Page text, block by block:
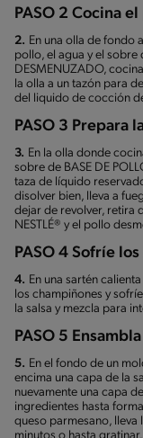
PASO 2 Cocina
2. En una olla de fondo
pollo, el agua y el sobre
DESMENUZADO,
la olla a un tazón para
del liquido de cocción
PASO 3 Prepara
3. En la olla donde
sobre de BASE DE
taza de líquido
disolver bien, lleva a
dejar de revolver, retira
NESTLÉ® y el pollo
PASO 4 Sofríe
4. En una sartén
los champiñones y
la salsa y mezcla para
PASO 5
5. En el fondo de un
encima una capa de la
nuevamente una capa
ingredientes hasta
queso parmesano,